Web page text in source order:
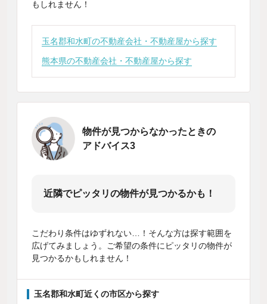
もしれません！
玉名郡和水町の不動産会社・不動産屋から探す
熊本県の不動産会社・不動産屋から探す
物件が見つからなかったときの
アドバイス3
近隣でピッタリの物件が見つかるかも！
こだわり条件はゆずれない…！そんな方は探す範囲を
広げてみましょう。ご希望の条件にピッタリの物件が
見つかるかもしれません！
玉名郡和水町近くの市区から探す